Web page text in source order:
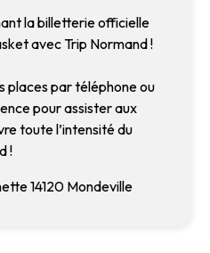
la billetterie officielle
avec Trip Normand !
places par téléphone ou
pour assister aux
toute l’intensité du
!
14120 Mondeville